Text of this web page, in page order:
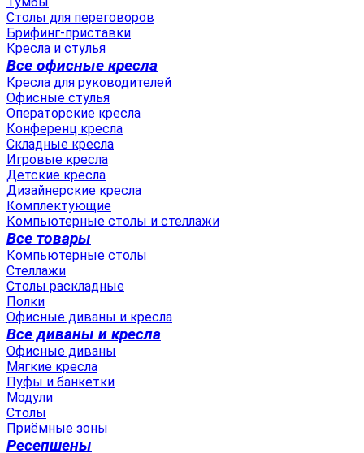
Столы для переговоров
Брифинг-приставки
Кресла и стулья
Все офисные кресла
Кресла для руководителей
Офисные стулья
Операторские кресла
Конференц кресла
Складные кресла
Игровые кресла
Детские кресла
Дизайнерские кресла
Комплектующие
Компьютерные столы и стеллажи
Все товары
Компьютерные столы
Стеллажи
Столы раскладные
Полки
Офисные диваны и кресла
Все диваны и кресла
Офисные диваны
Мягкие кресла
Пуфы и банкетки
Модули
Столы
Приёмные зоны
Ресепшены